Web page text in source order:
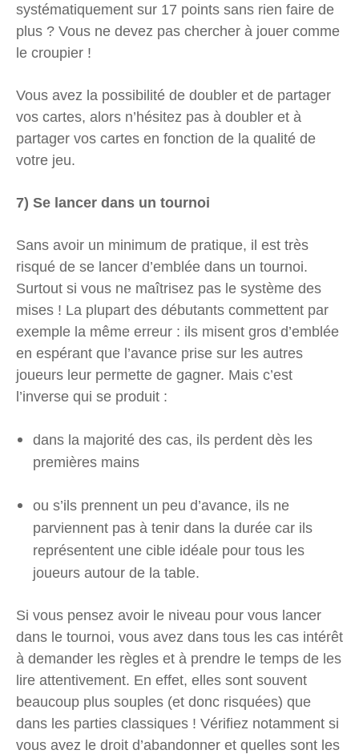
systématiquement sur 17 points sans rien faire de
plus ? Vous ne devez pas chercher à jouer comme
le croupier !
Vous avez la possibilité de doubler et de partager
vos cartes, alors n’hésitez pas à doubler et à
partager vos cartes en fonction de la qualité de
votre jeu.
7) Se lancer dans un tournoi
Sans avoir un minimum de pratique, il est très
risqué de se lancer d’emblée dans un tournoi.
Surtout si vous ne maîtrisez pas le système des
mises ! La plupart des débutants commettent par
exemple la même erreur : ils misent gros d’emblée
en espérant que l’avance prise sur les autres
joueurs leur permette de gagner. Mais c’est
l’inverse qui se produit :
dans la majorité des cas, ils perdent dès les
premières mains
ou s’ils prennent un peu d’avance, ils ne
parviennent pas à tenir dans la durée car ils
représentent une cible idéale pour tous les
joueurs autour de la table.
Si vous pensez avoir le niveau pour vous lancer
dans le tournoi, vous avez dans tous les cas intérêt
à demander les règles et à prendre le temps de les
lire attentivement. En effet, elles sont souvent
beaucoup plus souples (et donc risquées) que
dans les parties classiques ! Vérifiez notamment si
vous avez le droit d’abandonner et quelles sont les